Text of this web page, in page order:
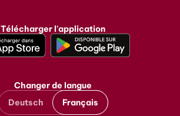
Télécharger l'application
Changer de langue
Deutsch
Français